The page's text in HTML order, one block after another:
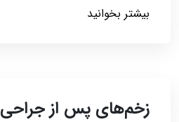
بیشتر بخوانید
زخم‌های پس از جراحی